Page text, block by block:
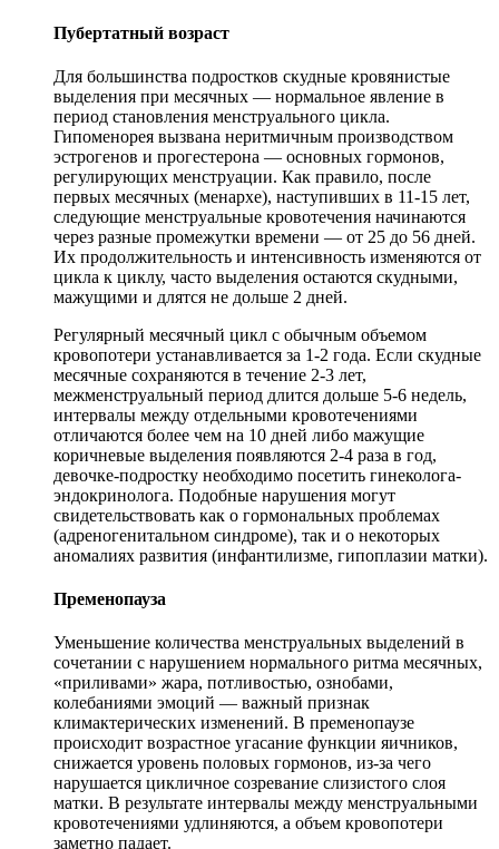
Пубертатный возраст
Для большинства подростков скудные кровянистые
выделения при месячных — нормальное явление в
период становления менструального цикла.
Гипоменорея вызвана неритмичным производством
эстрогенов и прогестерона — основных гормонов,
регулирующих менструации. Как правило, после
первых месячных (менархе), наступивших в 11-15 лет,
следующие менструальные кровотечения начинаются
через разные промежутки времени — от 25 до 56 дней.
Их продолжительность и интенсивность изменяются от
цикла к циклу, часто выделения остаются скудными,
мажущими и длятся не дольше 2 дней.
Регулярный месячный цикл с обычным объемом
кровопотери устанавливается за 1-2 года. Если скудные
месячные сохраняются в течение 2-3 лет,
межменструальный период длится дольше 5-6 недель,
интервалы между отдельными кровотечениями
отличаются более чем на 10 дней либо мажущие
коричневые выделения появляются 2-4 раза в год,
девочке-подростку необходимо посетить гинеколога-
эндокринолога. Подобные нарушения могут
свидетельствовать как о гормональных проблемах
(адреногенитальном синдроме), так и о некоторых
аномалиях развития (инфантилизме, гипоплазии матки).
Пременопауза
Уменьшение количества менструальных выделений в
сочетании с нарушением нормального ритма месячных,
«приливами» жара, потливостью, ознобами,
колебаниями эмоций — важный признак
климактерических изменений. В пременопаузе
происходит возрастное угасание функции яичников,
снижается уровень половых гормонов, из-за чего
нарушается цикличное созревание слизистого слоя
матки. В результате интервалы между менструальными
кровотечениями удлиняются, а объем кровопотери
заметно падает.